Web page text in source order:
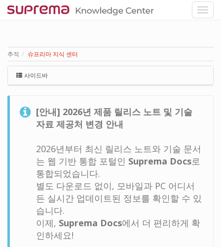
추적 슈프리마 지식 센터
사이드바
[안내] 2026년 제품 릴리스 노트 및 기술
자료 제공처 변경 안내
2026년부터 최신 릴리스 노트와 기술 문서
는 웹 기반 통합 포털인 Suprema Docs로
통합되었습니다.
별도 다운로드 없이, 모바일과 PC 어디서
든 실시간 업데이트된 정보를 확인할 수 있
습니다.
이제, Suprema Docs에서 더 편리하게 확
인하세요!